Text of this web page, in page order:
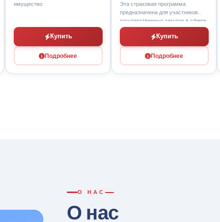
Эта страховая программа
предназначена для участников
государственных закупок в сфере
строи...
О НАС
О нас